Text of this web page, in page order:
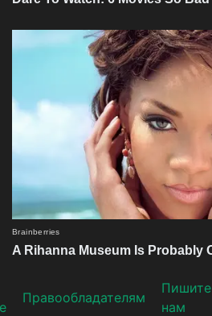
Прaвooблaдателям
Пишите
нам